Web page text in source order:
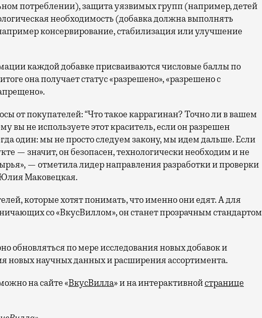
потреблении), защита уязвимых групп (например, детей
необходимость (добавка должна выполнять
консервирование, стабилизация или улучшение
каждой добавке присваиваются числовые баллы по
она получает статус «разрешено», «разрешено с
от покупателей: “Что такое каррагинан? Точно ли в вашем
вы не используете этот краситель, если он разрешен
один: мы не просто следуем закону, мы идем дальше. Если
— значит, он безопасен, технологически необходим и не
— отметила лидер направления разработки и проверки
Маковецкая.
которые хотят понимать, что именно они едят. А для
со «ВкусВиллом», он станет прозрачным стандартом
обновляться по мере исследования новых добавок и
новых научных данных и расширения ассортимента.
на сайте «ВкусВилла» и на интерактивнойстранице